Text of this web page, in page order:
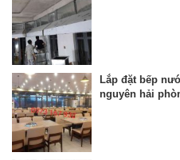
Lắp đặt bếp
nguyên hải